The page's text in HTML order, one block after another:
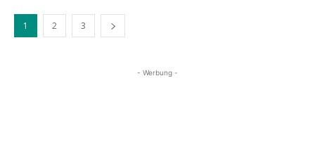
1 2 3
- Werbung -